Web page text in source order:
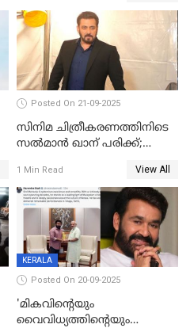
Posted On 21-09-2025
സിനിമ ചിത്രീകരണത്തിനിടെ
സൽമാൻ ഖാന് പരിക്ക്;
മുംബൈയിലേക്ക് മടങ്ങി
1 Min Read View All
KERALA
Posted On 20-09-2025
'മികവിന്റെയും
വൈവിധ്യത്തിന്റെയും